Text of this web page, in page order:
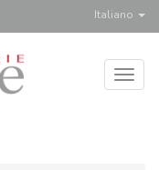
Italiano